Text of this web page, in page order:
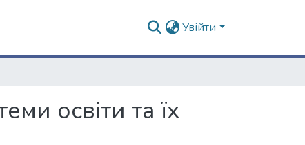
Увійти
освіти та їх